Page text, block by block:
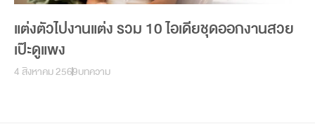
แต่งตัวไปงานแต่ง รวม 10 ไอเดียชุดออกงานสวย
เป๊ะดูแพง
4 สิงหาคม 2569บทความ